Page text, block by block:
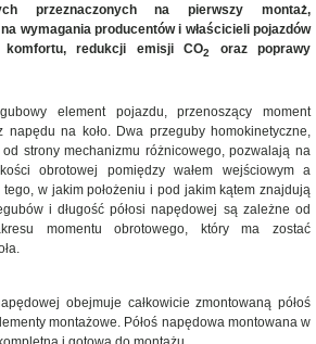
przeznaczonych na pierwszy montaż,
wymagania producentów i właścicieli pojazdów
komfortu, redukcji emisji CO2 oraz poprawy
element pojazdu, przenoszący moment
na koło. Dwa przeguby homokinetyczne,
strony mechanizmu różnicowego, pozwalają na
obrotowej pomiędzy wałem wejściowym a
w jakim położeniu i pod jakim kątem znajdują
i długość półosi napędowej są zależne od
momentu obrotowego, który ma zostać
obejmuje całkowicie zmontowaną półoś
montażowe. Półoś napędowa montowana w